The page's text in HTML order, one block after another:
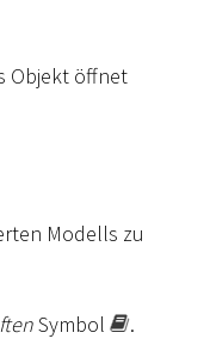
Objekt öffnet
Modells zu
Symbol .